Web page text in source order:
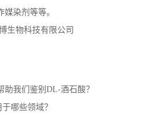
媒染剂等等。
生物科技有限公司
助我们鉴别DL-酒石酸？
哪些领域？